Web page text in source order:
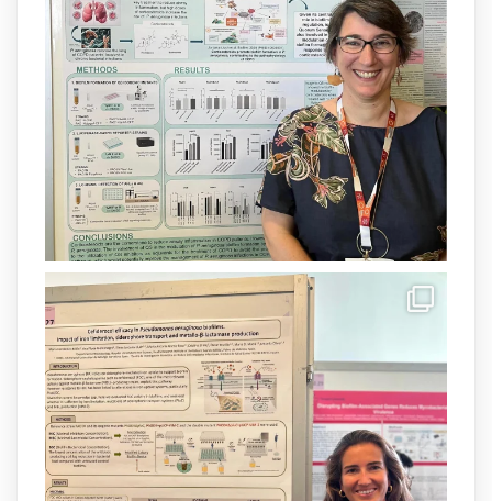
Un contracte cofinançat per
@SaludISCIIIi la Unió Europea.
Més informació:http://www.idisba.es
1 3
Load More